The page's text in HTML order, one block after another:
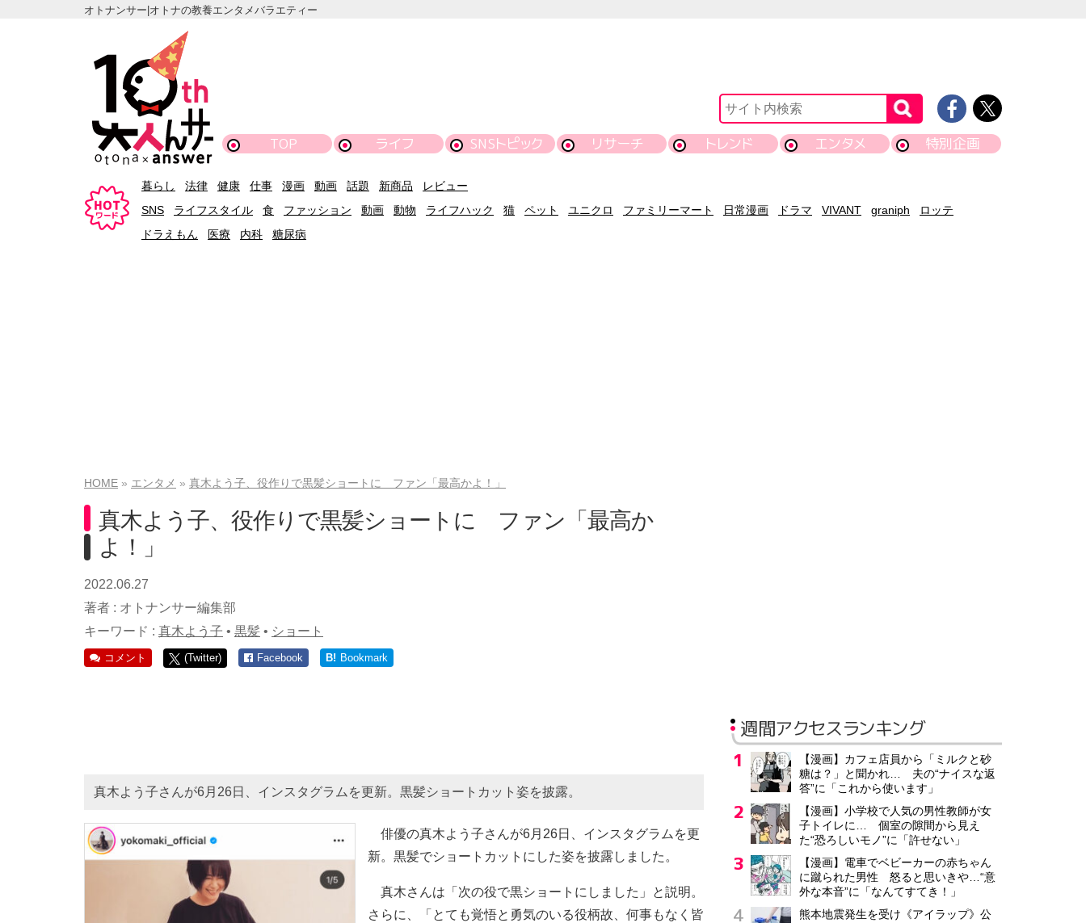
オトナンサー|オトナの教養エンタメバラエティー
TOP ライフ SNSトピック リサーチ トレンド エンタメ 特別企画
暮らし 法律 健康 仕事 漫画 動画 話題 新商品
レビュー
SNS
ライフスタイル 食 ファッション 動画 動物 ライフハック 猫 ペット ユニクロ ファミリーマート 日常漫画 ドラマ VIVANT graniph
ロッテ
ドラえもん
医療 内科 糖尿病
HOME エンタメ 真木よう子、役作りで黒髪ショートに ファン「最高かよ！」
真木よう子、役作りで黒髪ショートに ファン「最高か
よ！」
2022.06.27
著者 : オトナンサー編集部
キーワード : 真木よう子 • 黒髪 • ショート
コメント (Twitter) Facebook B! Bookmark
真木よう子さんが6月26日、インスタグラムを更新。黒髪ショートカット姿を披露。
俳優の真木よう子さんが6月26日、インスタグラムを更
新。黒髪でショートカットにした姿を披露しました。
真木さんは「次の役で黒ショートにしました」と説明。
さらに、「とても覚悟と勇気のいる役柄故、何事もなく皆
週間アクセスランキング
【漫画】カフェ店員から「ミルクと砂
糖は？」と聞かれ… 夫の“ナイスな返
答”に「これから使います」
【漫画】小学校で人気の男性教師が女
子トイレに… 個室の隙間から見え
た“恐ろしいモノ”に「許せない」
【漫画】電車でベビーカーの赤ちゃん
に蹴られた男性 怒ると思いきや…“意
外な本音”に「なんてすてき！」
熊本地震発生を受け《アイラップ》公